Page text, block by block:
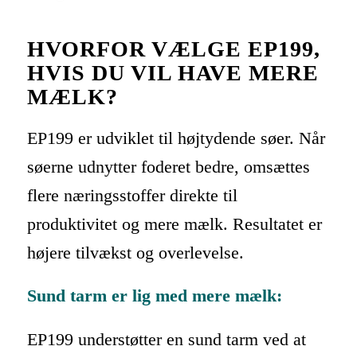
HVORFOR VÆLGE EP199,
HVIS DU VIL HAVE MERE
MÆLK?
EP199 er udviklet til højtydende søer. Når
søerne udnytter foderet bedre, omsættes
flere næringsstoffer direkte til
produktivitet og mere mælk. Resultatet er
højere tilvækst og overlevelse.
Sund tarm er lig med mere mælk:
EP199 understøtter en sund tarm ved at